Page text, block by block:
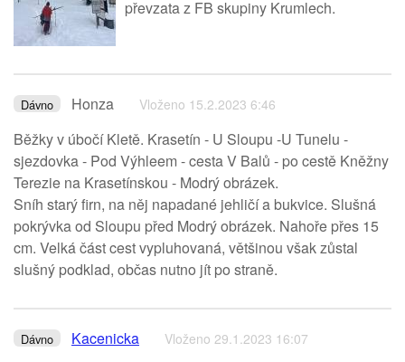
převzata z FB skupiny Krumlech.
Dávno Honza Vloženo 15.2.2023 6:46
Běžky v úbočí Kletě. Krasetín - U Sloupu -U Tunelu -
sjezdovka - Pod Výhleem - cesta V Balů - po cestě Kněžny
Terezie na Krasetínskou - Modrý obrázek.
Sníh starý firn, na něj napadané jehličí a bukvice. Slušná
pokrývka od Sloupu před Modrý obrázek. Nahoře přes 15
cm. Velká část cest vypluhovaná, většinou však zůstal
slušný podklad, občas nutno jít po straně.
Dávno Kacenicka Vloženo 29.1.2023 16:07